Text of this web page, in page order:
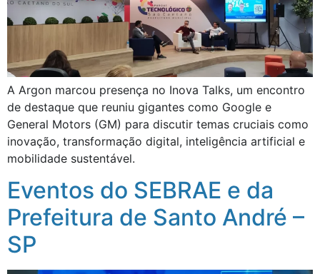
A Argon marcou presença no Inova Talks, um encontro
de destaque que reuniu gigantes como Google e
General Motors (GM) para discutir temas cruciais como
inovação, transformação digital, inteligência artificial e
mobilidade sustentável.
Eventos do SEBRAE e da
Prefeitura de Santo André –
SP